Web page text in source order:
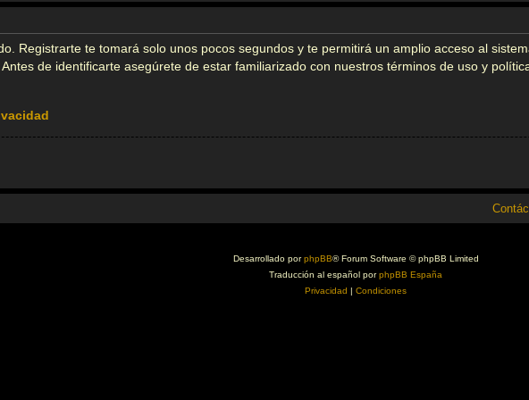
Registrarte te tomará solo unos pocos segundos y te permitirá un amplio acceso al
de identificarte asegúrete de estar familiarizado con nuestros términos de uso y
Desarrollado porphpBB® Forum Software © phpBB Limited
Traducción al español porphpBB España
Privacidad | Condiciones